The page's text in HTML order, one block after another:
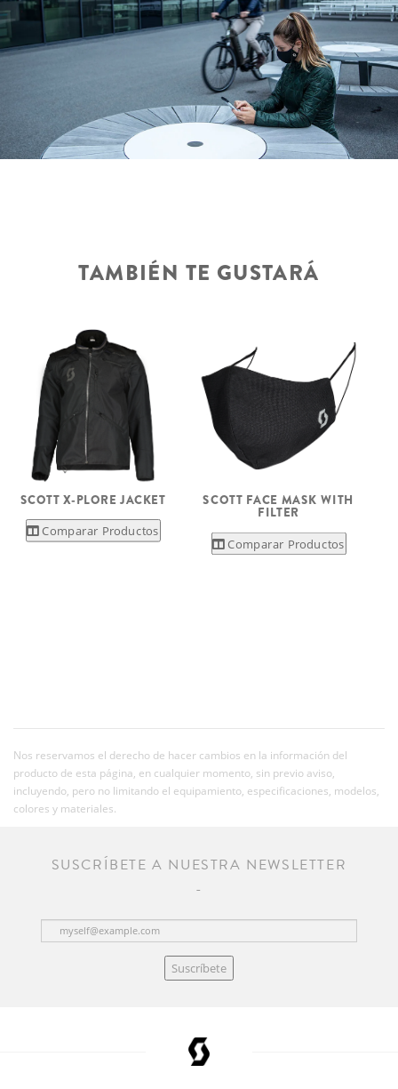
TAMBIÉN TE GUSTARÁ
SCOTT X-PLORE JACKET
Comparar Productos
SCOTT FACE MASK WITH
FILTER
Comparar Productos
Nos reservamos el derecho de hacer cambios en la información del
producto de esta página, en cualquier momento, sin previo aviso,
incluyendo, pero no limitando el equipamiento, especificaciones, modelos,
colores y materiales.
SUSCRÍBETE A NUESTRA NEWSLETTER
Suscríbete